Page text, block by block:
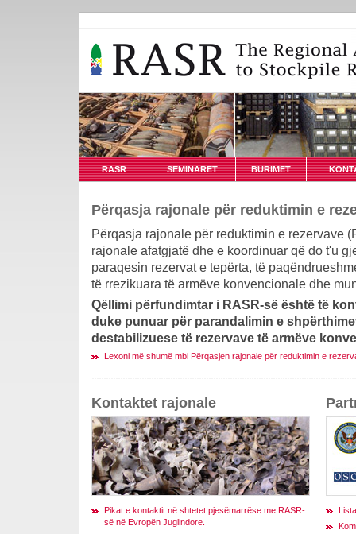
RASR SEMINARET BURIMET
Përqasja rajonale për reduktimin e
Përqasja rajonale për reduktimin e rezervave
rajonale afatgjatë dhe e koordinuar që do t'u
paraqesin rezervat e tepërta, të
të rrezikuara të armëve konvencionale dhe
Qëllimi përfundimtar i RASR-së është të
duke punuar për parandalimin e
destabilizuese të rezervave të armëve
Lexoni më shumë mbi Përqasjen rajonale për reduktimin e
Kontaktet rajonale
Pikat e kontaktit në shtetet pjesëmarrëse me RASR-
së në Evropën Juglindore.